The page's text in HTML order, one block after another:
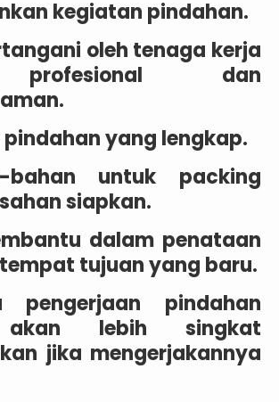
kegiatan pindahan.
oleh tenaga kerja
dan
yang lengkap.
bahan untuk packing
siapkan.
dalam penataan
tujuan yang baru.
pindahan
lebih singkat
jika mengerjakannya